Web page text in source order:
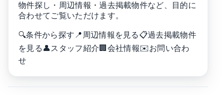
物件探し・周辺情報・過去掲載物件など、目的に
合わせてご覧いただけます。
🔍条件から探す 📍 周辺情報を見る 📋過去掲載物件
を見る 👤 スタッフ紹介 🏢 会社情報✉️お問い合わ
せ